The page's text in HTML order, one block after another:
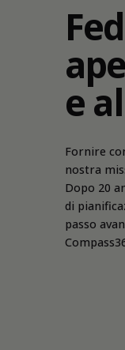
e
Fornire
nostra
Dopo 20
di
passo